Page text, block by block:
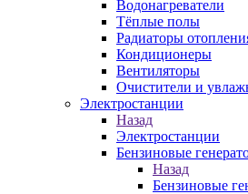
Водонагреватели
Тёплые полы
Радиаторы
Кондиционеры
Вентиляторы
Очистители и
Электростанции
Назад
Электростанции
Бензиновые
Назад
Бензиновые